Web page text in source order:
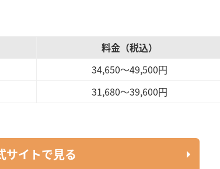
料金（税込）
34,650～49,500円
31,680～39,600円
サイトで見る